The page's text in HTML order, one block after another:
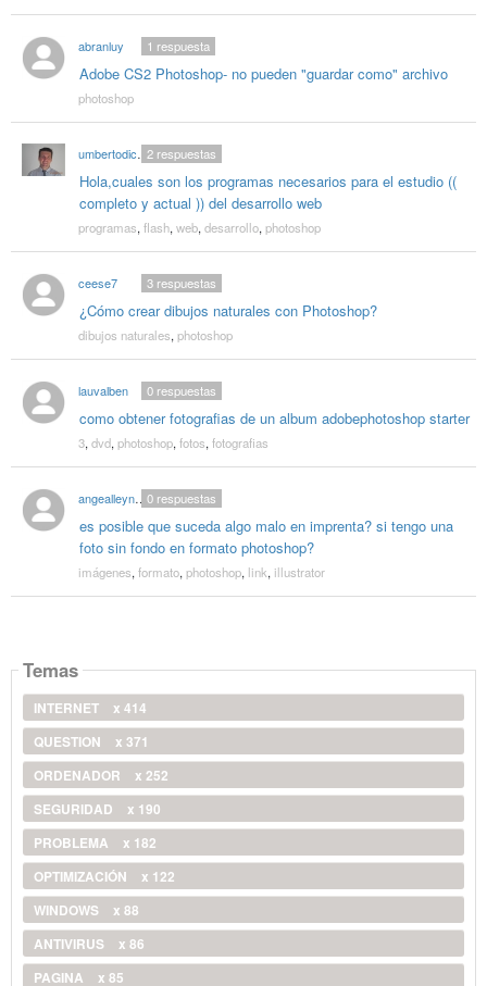
abranluy
Adobe CS2 Photoshop- no pueden "guardar como" archivo
1 respuesta
photoshop
umbertodicandia
Hola,cuales son los programas necesarios para el estudio ((
completo y actual )) del desarrollo web
2respuestas
programas, flash, web, desarrollo, photoshop
ceese7
¿Cómo crear dibujos naturales con Photoshop?
3respuestas
dibujos naturales, photoshop
lauvalben
como obtener fotografias de un album adobephotoshop starter
0respuestas
3, dvd, photoshop, fotos, fotografias
angealleyne710
es posible que suceda algo malo en imprenta? si tengo una
foto sin fondo en formato photoshop?
0respuestas
imágenes, formato, photoshop, link, illustrator
Temas
INTERNET
x 414
QUESTION
x 371
ORDENADOR
x 252
SEGURIDAD
x 190
PROBLEMA
x 182
OPTIMIZACIÓN
x 122
WINDOWS
x 88
ANTIVIRUS
x 86
PAGINA
x 85